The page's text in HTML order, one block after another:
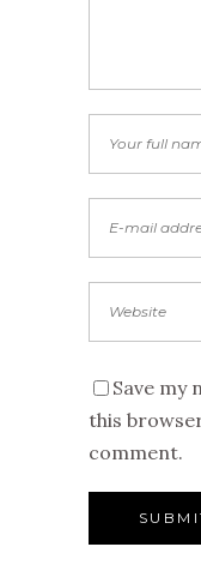
Save my
this
comment.